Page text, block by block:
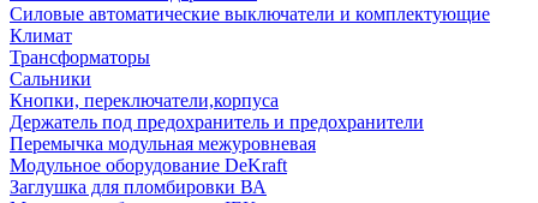
Силовые автоматические выключатели и комплектующие
Климат
Трансформаторы
Сальники
Кнопки, переключатели,корпуса
Держатель под предохранитель и предохранители
Перемычка модульная межуровневая
Модульное оборудование DeKraft
Заглушка для пломбировки ВА